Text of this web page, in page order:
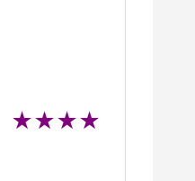
★★★★